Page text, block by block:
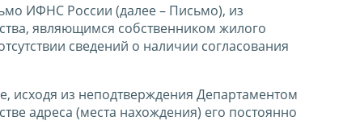
ИФНС России (далее – Письмо), из
являющимся собственником жилого
сведений о наличии согласования
исходя из неподтверждения Департаментом
адреса (места нахождения) его постоянно